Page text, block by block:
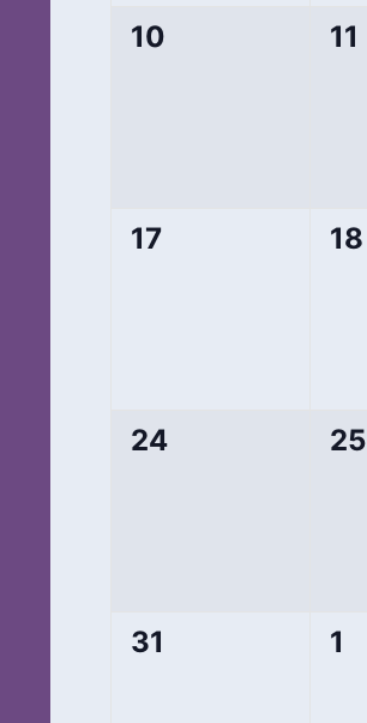
0
10
0
11
0
17
0
18
0
24
0
25
0
31
0
1